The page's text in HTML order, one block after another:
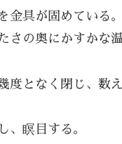
金具が固めている
さの奥にかすかな
度となく閉じ、数
、瞑目する。